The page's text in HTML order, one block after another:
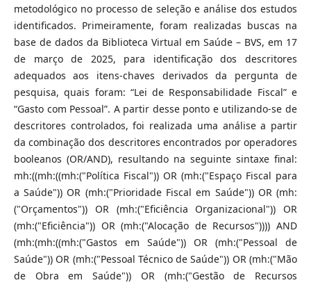
metodológico no processo de seleção e análise dos estudos
identificados. Primeiramente, foram realizadas buscas na
base de dados da Biblioteca Virtual em Saúde – BVS, em 17
de março de 2025, para identificação dos descritores
adequados aos itens-chaves derivados da pergunta de
pesquisa, quais foram: “Lei de Responsabilidade Fiscal” e
“Gasto com Pessoal”. A partir desse ponto e utilizando-se de
descritores controlados, foi realizada uma análise a partir
da combinação dos descritores encontrados por operadores
booleanos (OR/AND), resultando na seguinte sintaxe final:
mh:((mh:((mh:("Política Fiscal")) OR (mh:("Espaço Fiscal para
a Saúde")) OR (mh:("Prioridade Fiscal em Saúde")) OR (mh:
("Orçamentos")) OR (mh:("Eficiência Organizacional")) OR
(mh:("Eficiência")) OR (mh:("Alocação de Recursos")))) AND
(mh:(mh:((mh:("Gastos em Saúde")) OR (mh:("Pessoal de
Saúde")) OR (mh:("Pessoal Técnico de Saúde")) OR (mh:("Mão
de Obra em Saúde")) OR (mh:("Gestão de Recursos